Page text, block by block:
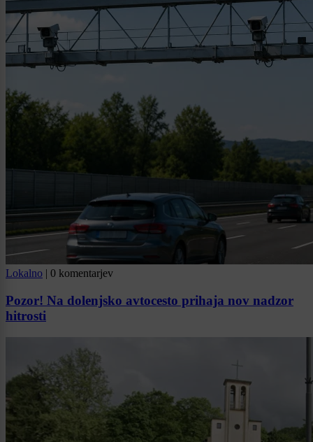
Lokalno | 0 komentarjev
Pozor! Na dolenjsko avtocesto prihaja nov nadzor
hitrosti